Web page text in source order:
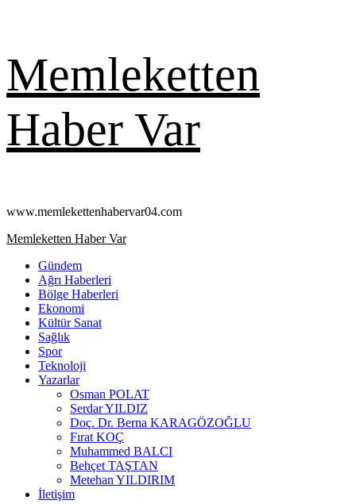
to
content
Memleketten
Haber Var
www.memlekettenhabervar04.com
Primary
Memleketten Haber Var
Gündem
Ağrı Haberleri
Bölge Haberleri
Ekonomi
Kültür Sanat
Sağlık
Spor
Teknoloji
Yazarlar
Osman POLAT
Serdar YILDIZ
Doç. Dr. Berna KARAGÖZOĞLU
Fırat KOÇ
Muhammed BALCI
Behçet TAŞTAN
Metehan YILDIRIM
İletişim